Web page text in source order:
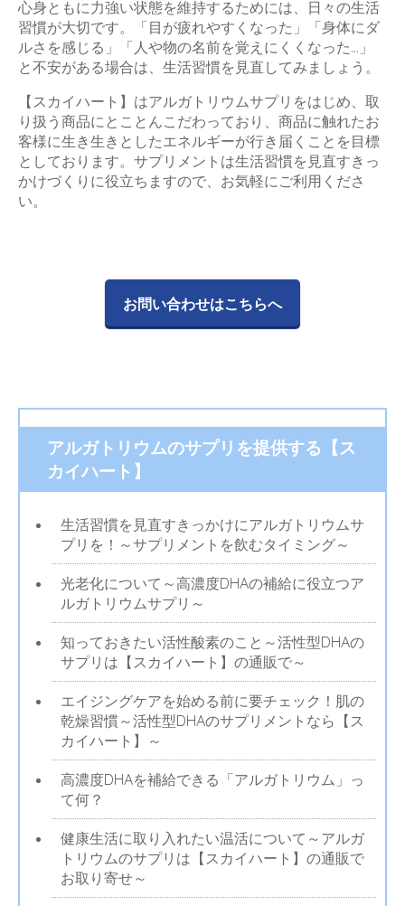
心身ともに力強い状態を維持するためには、日々の生活
習慣が大切です。「目が疲れやすくなった」「身体にダ
ルさを感じる」「人や物の名前を覚えにくくなった…」
と不安がある場合は、生活習慣を見直してみましょう。
【スカイハート】はアルガトリウムサプリをはじめ、取
り扱う商品にとことんこだわっており、商品に触れたお
客様に生き生きとしたエネルギーが行き届くことを目標
としております。サプリメントは生活習慣を見直すきっ
かけづくりに役立ちますので、お気軽にご利用くださ
い。
お問い合わせはこちらへ
アルガトリウムのサプリを提供する【ス
カイハート】
生活習慣を見直すきっかけにアルガトリウムサ
プリを！～サプリメントを飲むタイミング～
光老化について～高濃度DHAの補給に役立つア
ルガトリウムサプリ～
知っておきたい活性酸素のこと～活性型DHAの
サプリは【スカイハート】の通販で～
エイジングケアを始める前に要チェック！肌の
乾燥習慣～活性型DHAのサプリメントなら【ス
カイハート】～
高濃度DHAを補給できる「アルガトリウム」っ
て何？
健康生活に取り入れたい温活について～アルガ
トリウムのサプリは【スカイハート】の通販で
お取り寄せ～